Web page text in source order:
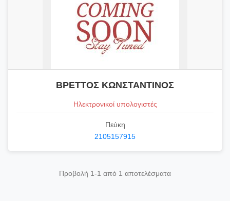
ΒΡΕΤΤΟΣ ΚΩΝΣΤΑΝΤΙΝΟΣ
Ηλεκτρονικοί υπολογιστές
Πεύκη
2105157915
Προβολή 1-1 από 1 αποτελέσματα